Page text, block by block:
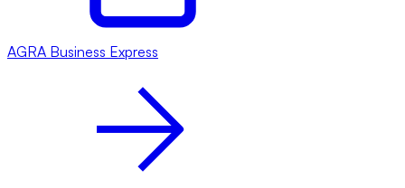
AGRA Business Express